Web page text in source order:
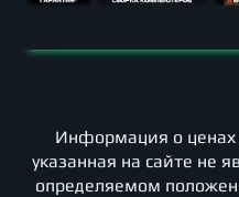
Информация о ценах
указанная на сайте не
определяемом